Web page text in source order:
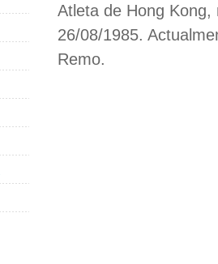
Atleta de Hong
26/08/1985.
Remo.